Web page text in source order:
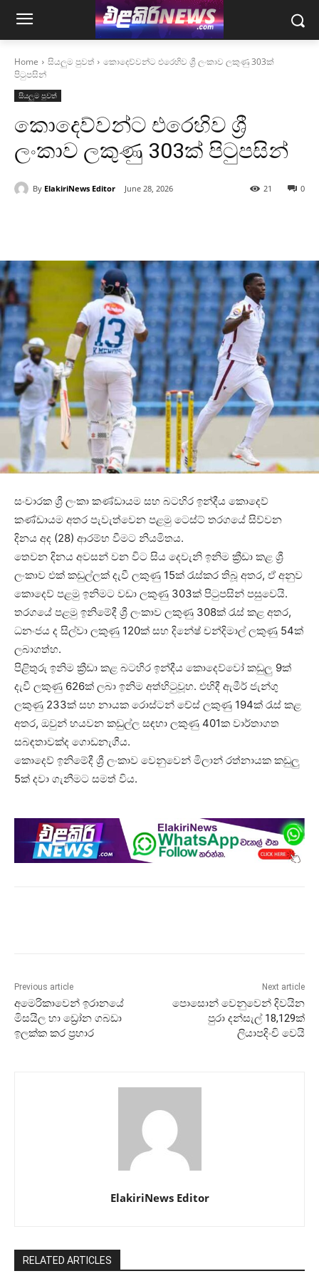
Home සියලුම පුවත්
කොදෙව්වන්ට එරෙහිව ශ්‍රී ලංකාව ලකුණු 303ක්
පිටුපසින්
සියලුම පුවත්
කොදෙව්වන්ට එරෙහිව ශ්‍රී
ලංකාව ලකුණු 303ක් පිටුපසින්
By ElakiriNews Editor June 28, 2026 0
21
සංචාරක ශ්‍රී ලංකා කණ්ඩායම සහ බටහිර ඉන්දීය කොදෙව්
කණ්ඩායම අතර පැවැත්වෙන පළමු ටෙස්ට් තරගයේ සිව්වන
දිනය අද (28) ආරම්භ වීමට නියමිතය.
තෙවන දිනය අවසන් වන විට සිය දෙවැනි ඉනිම ක්‍රීඩා කළ ශ්‍රී
ලංකාව එක් කඩුල්ලක් දැවී ලකුණු 15ක් රැස්කර තිබූ අතර, ඒ අනුව
කොදෙව් පළමු ඉනිමට වඩා ලකුණු 303ක් පිටුපසින් පසුවෙයි.
තරගයේ පළමු ඉනිමේදී ශ්‍රී ලංකාව ලකුණු 308ක් රැස් කළ අතර,
ධනංජය ද සිල්වා ලකුණු 120ක් සහ දිනේෂ් චන්දිමාල් ලකුණු 54ක්
ලබාගත්හ.
පිළිතුරු ඉනිම ක්‍රීඩා කළ බටහිර ඉන්දීය කොදෙව්වෝ කඩුලු 9ක්
දැවී ලකුණු 626ක් ලබා ඉනිම අත්හිටුවූහ. එහිදී ඇමීර් ජැන්ගු
ලකුණු 233ක් සහ නායක රොස්ටන් චේස් ලකුණු 194ක් රැස් කළ
අතර, ඔවුන් හයවන කඩුල්ල සඳහා ලකුණු 401ක වාර්තාගත
සබඳතාවක්ද ගොඩනැගීය.
කොදෙව් ඉනිමේදී ශ්‍රී ලංකාව වෙනුවෙන් මිලාන් රත්නායක කඩුලු
5ක් දවා ගැනීමට සමත් විය.
Previous article
අමෙරිකාවෙන් ඉරානයේ
මිසයිල හා ඩ්‍රෝන ගබඩා
ඉලක්ක කර ප්‍රහාර
Next article
පොසොන් වෙනුවෙන් දිවයින
පුරා දන්සැල් 18,129ක්
ලියාපදිංචි වෙයි
ElakiriNews Editor
RELATED ARTICLES